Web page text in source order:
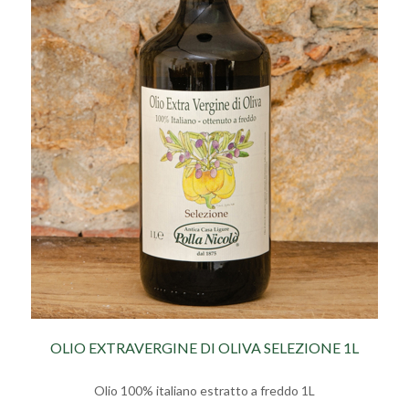
OLIO EXTRAVERGINE DI OLIVA SELEZIONE 1L
Olio 100% italiano estratto a freddo 1L